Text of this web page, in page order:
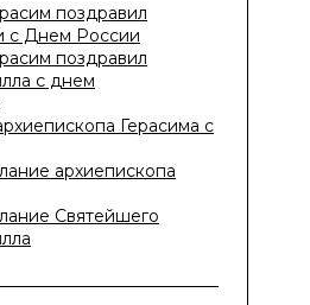
поздравил
с Днем России
поздравил
с днем
Герасима с
архиепископа
Святейшего